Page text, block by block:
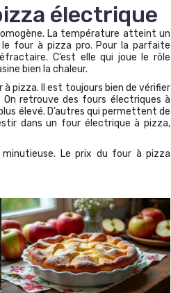
électrique
La température atteint un
four à pizza pro. Pour la parfaite
C’est elle qui joue le rôle
bien la chaleur.
pizza. Il est toujours bien de vérifier
retrouve des fours électriques à
élevé. D’autres qui permettent de
dans un four électrique à pizza,
Le prix du four à pizza